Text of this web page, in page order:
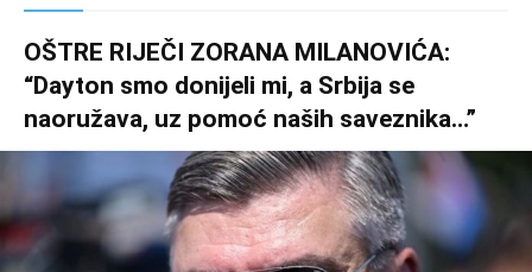
OŠTRE RIJEČI ZORANA MILANOVIĆA:
“Dayton smo donijeli mi, a Srbija se
naoružava, uz pomoć naših saveznika…”